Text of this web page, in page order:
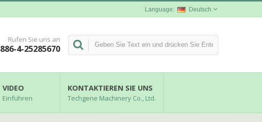
Deutsch
Rufen Sie uns an
886-4-25285670
VIDEO
Einführen
KONTAKTIEREN SIE UNS
Techgene Machinery Co., Ltd.